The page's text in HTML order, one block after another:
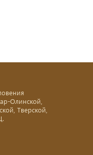
Олинской,
Тверской,